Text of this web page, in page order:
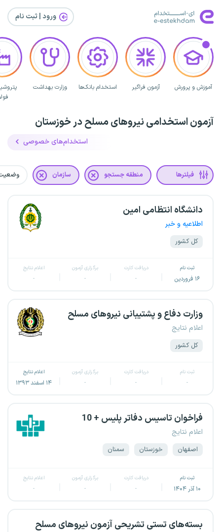
ورود | ثبت‌ نام
آموزش و پرورش آزمون فراگیر استخدام بانک‌ها وزارت بهداشت
آزمون استخدامی نیروهای مسلح در خوزستان
استخدام‌های خصوصی
فیلترها منطقه جستجو سازمان
دانشگاه انتظامی امین
اطلاعیه و خبر
کل کشور
ثبت نام
۱۶ فروردین
دریافت کارت
-
برگزاری آزمون
-
اعلام نتایج
-
وزارت دفاع و پشتیبانی نیروهای مسلح
اعلام نتایج
کل کشور
ثبت نام
-
دریافت کارت
-
برگزاری آزمون
-
اعلام نتایج
۱۴ اسفند ۱۳۹۳
فراخوان تاسیس دفاتر پلیس + 10
اعلام نتایج
اصفهان خوزستان سمنان
ثبت نام
۱۰ آذر ۱۴۰۴
دریافت کارت
-
برگزاری آزمون
-
اعلام نتایج
-
بسته‌های تستی تشریحی آزمون نیروهای مسلح